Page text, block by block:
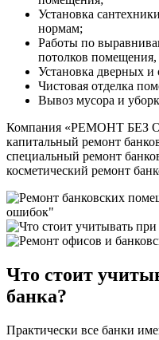
Установка
нормам;
Работы по
потолков помещения,
Установка дверных
Чистовая отделка
Вывоз мусора и
Компания «РЕМОНТ БЕЗ
капитальный ремонт
специальный ремонт
косметический ремонт
Что стоит
банка?
Практически все банки